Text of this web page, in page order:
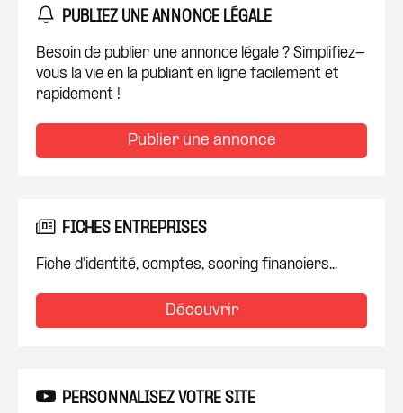
PUBLIEZ UNE ANNONCE LÉGALE
Besoin de publier une annonce légale ? Simplifiez-
vous la vie en la publiant en ligne facilement et
rapidement !
Publier une annonce
FICHES ENTREPRISES
Fiche d'identité, comptes, scoring financiers...
Découvrir
PERSONNALISEZ VOTRE SITE